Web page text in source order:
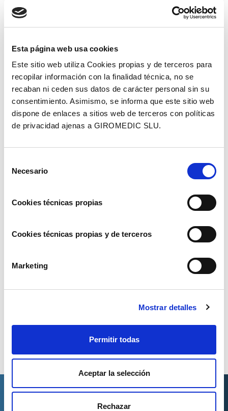
Esta página web usa cookies
Este sitio web utiliza Cookies propias y de terceros para
recopilar información con la finalidad técnica, no se
recaban ni ceden sus datos de carácter personal sin su
consentimiento. Asimismo, se informa que este sitio web
dispone de enlaces a sitios web de terceros con políticas
de privacidad ajenas a GIROMEDIC SLU.
Necesario
Cookies técnicas propias
Cookies técnicas propias y de terceros
Marketing
Mostrar detalles
Permitir todas
Aceptar la selección
Rechazar
nefrologia
Dr. Pere Torguet.
Iniciem la consulta de Nefrologia
de la ma d’un especialista de
reputació, Dr. Torguet, per al
control i estudi de les patologies
que afecten al ronyó així com la
insuficiència renal, alteracions
càlciques, entre altres. A Giromedic
pot realitzar el propi especialista
Cita prèvia